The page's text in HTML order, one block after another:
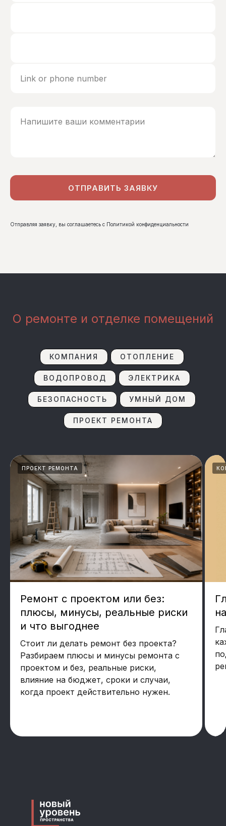
Link or phone number
Напишите ваши комментарии
ОТПРАВИТЬ ЗАЯВКУ
Отправляя заявку, вы соглашаетесь с Политикой конфиденциальности
О ремонте и отделке помещений
КОМПАНИЯ ОТОПЛЕНИЕ
ВОДОПРОВОД ЭЛЕКТРИКА
БЕЗОПАСНОСТЬ УМНЫЙ ДОМ
ПРОЕКТ РЕМОНТА
ПРОЕКТ РЕМОНТА
Ремонт с проектом или без:
плюсы, минусы, реальные риски
и что выгоднее
Стоит ли делать ремонт без проекта?
Разбираем плюсы и минусы ремонта с
проектом и без, реальные риски,
влияние на бюджет, сроки и случаи,
когда проект действительно нужен.